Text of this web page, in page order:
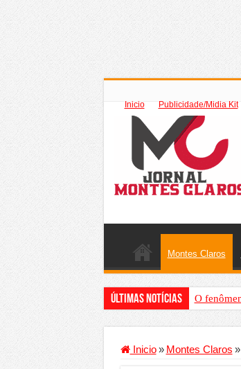
Inicio Publicidade/Midia Kit
Montes Claros
Últimas Notícias O
Criador
Conheça
Inicio » Montes Claros »